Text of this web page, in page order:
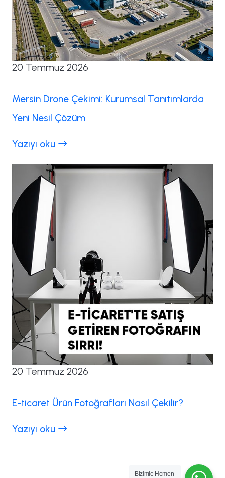
20 Temmuz 2026
Mersin Drone Çekimi: Kurumsal Tanıtımlarda
Yeni Nesil Çözüm
Yazıyı oku
20 Temmuz 2026
E-ticaret Ürün Fotoğrafları Nasıl Çekilir?
Yazıyı oku
Bizimle Hemen